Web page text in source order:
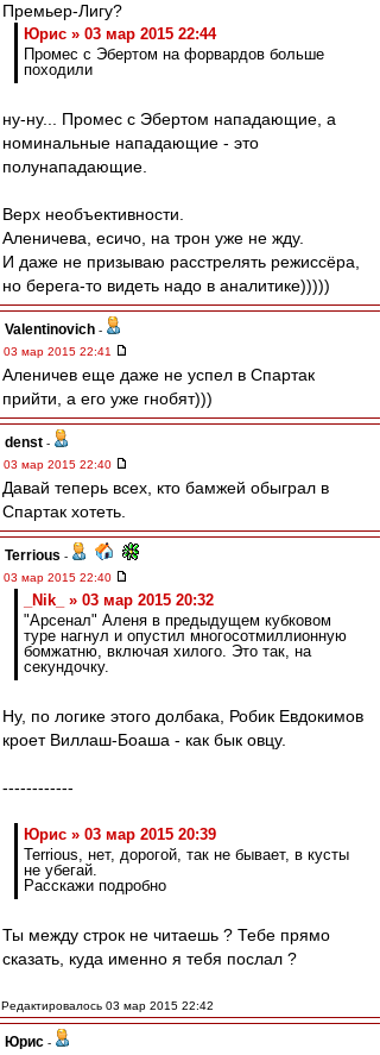
Премьер-Лигу?
Юрис » 03 мар 2015 22:44
Промес с Эбертом на форвардов больше
походили
ну-ну... Промес с Эбертом нападающие, а
номинальные нападающие - это
полунападающие.
Верх необъективности.
Аленичева, есичо, на трон уже не жду.
И даже не призываю расстрелять режиссёра,
но берега-то видеть надо в аналитике)))))
Valentinovich -
03 мар 2015 22:41
Аленичев еще даже не успел в Спартак
прийти, а его уже гнобят)))
denst -
03 мар 2015 22:40
Давай теперь всех, кто бамжей обыграл в
Спартак хотеть.
Terrious -
03 мар 2015 22:40
_Nik_ » 03 мар 2015 20:32
"Арсенал" Аленя в предыдущем кубковом
туре нагнул и опустил многосотмиллионную
бомжатню, включая хилого. Это так, на
секундочку.
Ну, по логике этого долбака, Робик Евдокимов
кроет Виллаш-Боаша - как бык овцу.
------------
Юрис » 03 мар 2015 20:39
Terrious, нет, дорогой, так не бывает, в кусты
не убегай.
Расскажи подробно
Ты между строк не читаешь ? Тебе прямо
сказать, куда именно я тебя послал ?
Редактировалось 03 мар 2015 22:42
Юрис -